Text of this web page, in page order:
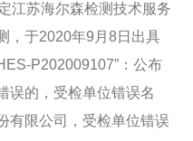
江苏海尔森检测技术服务
，于2020年9月8日出具
P202009107”：公布
误的，受检单位错误名
有限公司，受检单位错误